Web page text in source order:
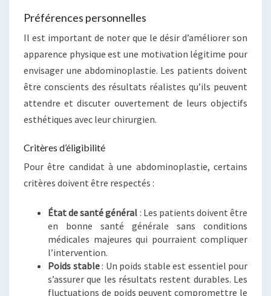
Préférences personnelles
Il est important de noter que le désir d’améliorer son
apparence physique est une motivation légitime pour
envisager une abdominoplastie. Les patients doivent
être conscients des résultats réalistes qu’ils peuvent
attendre et discuter ouvertement de leurs objectifs
esthétiques avec leur chirurgien.
Critères d’éligibilité
Pour être candidat à une abdominoplastie, certains
critères doivent être respectés :
État de santé général : Les patients doivent être
en bonne santé générale sans conditions
médicales majeures qui pourraient compliquer
l’intervention.
Poids stable: Un poids stable est essentiel pour
s’assurer que les résultats restent durables. Les
fluctuations de poids peuvent compromettre le